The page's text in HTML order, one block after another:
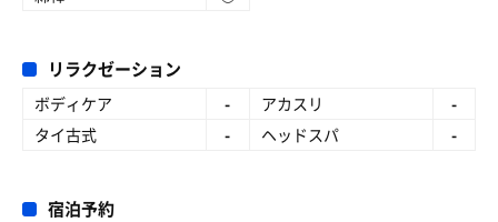
リラクゼーション
ボディケア - アカスリ
-
タイ古式
- ヘッドスパ -
宿泊予約